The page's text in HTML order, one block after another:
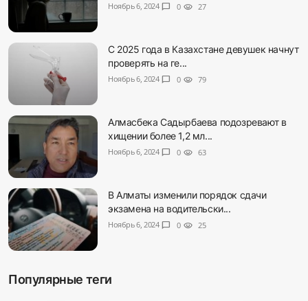
Ноябрь 6, 2024 chat_bubble 0 visibility 27
С 2025 года в Казахстане девушек начнут
проверять на ге...
Ноябрь 6, 2024 chat_bubble 0 visibility 79
Алмасбека Садырбаева подозревают в
хищении более 1,2 мл...
Ноябрь 6, 2024 chat_bubble 0 visibility 63
В Алматы изменили порядок сдачи
экзамена на водительски...
Ноябрь 6, 2024 chat_bubble 0 visibility 25
Популярные теги